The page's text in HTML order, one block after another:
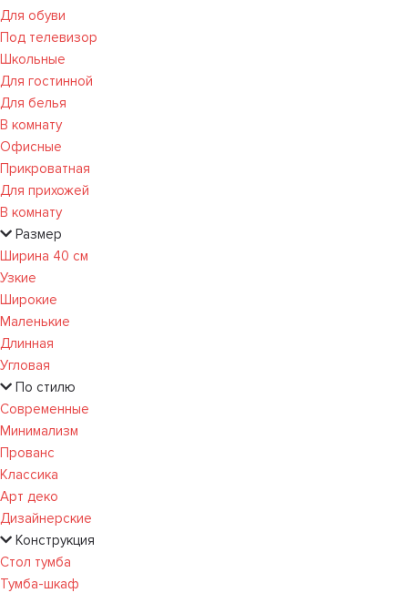
Для обуви
Под телевизор
Школьные
Для гостинной
Для белья
В комнату
Офисные
Прикроватная
Для прихожей
В комнату
Размер
Ширина 40 см
Узкие
Широкие
Маленькие
Длинная
Угловая
По стилю
Современные
Минимализм
Прованс
Классика
Арт деко
Дизайнерские
Конструкция
Стол тумба
Тумба-шкаф